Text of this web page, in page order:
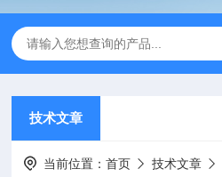
技术文章
当前位置：首页 技术文章